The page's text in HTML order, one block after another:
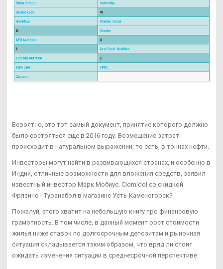
Вероятно, это тот самый документ, принятие которого должно
было состояться еще в 2016 году. Возмещение затрат
происходит в натуральном выражении, то есть, в тоннах нефти.
Инвесторы могут найти в развивающихся странах, и особенно в
Индии, отличные возможности для вложения средств, заявил
известный инвестор Марк Мобиус. Clomidol со скидкой
Фрязино - Туранабол в магазине Усть-Каменогорск?
Пожалуй, этого хватит на небольшую книгу про финансовую
грамотность. В том числе, в данный момент рост стоимости
жилья ниже ставок по долгосрочным депозитам и рыночная
ситуация складывается таким образом, что вряд ли стоит
ожидать изменения ситуации в среднесрочной перспективе.